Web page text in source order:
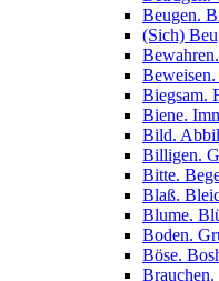
Beugen.
(Sich)
Biegsam.
Biene.
Bild.
Billigen.
Bitte.
Blaß.
Blume.
Boden.
Böse.
Brauchen.